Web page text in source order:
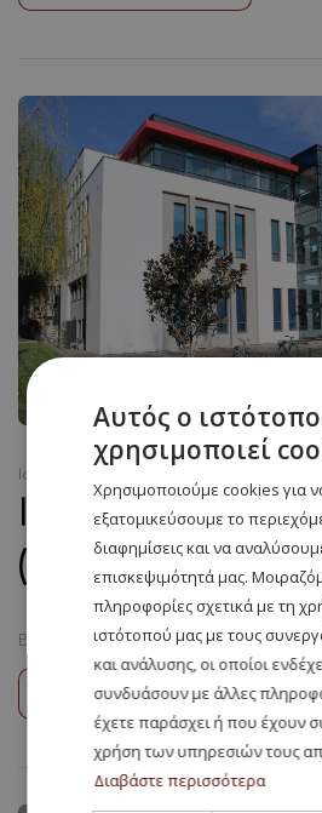
Ιατρική
Ιατρική
(University of
Βουλγαρία Ιατρική Φιλιππούπολη
Continue Reading
Αυτός ο
χρησιμοποιεί
Χρησιμοποιούμε cookies για
εξατομικεύσουμε το
διαφημίσεις και να
επισκεψιμότητά μας.
πληροφορίες σχετικά με τη
ιστότοπού μας με τους
και ανάλυσης, οι οποίοι
συνδυάσουν με άλλες
έχετε παράσχει ή που έχουν
χρήση των υπηρεσιών τους
Διαβάστε περισσότερα